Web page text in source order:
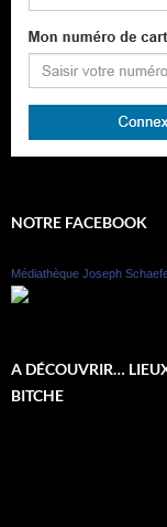
NOTRE FACEBOOK
Médiathèque Joseph
A DÉCOUVRIR…
BITCHE